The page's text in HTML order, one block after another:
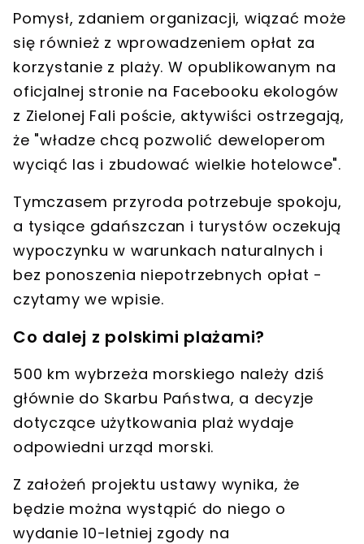
Pomysł, zdaniem organizacji, wiązać może
się również z wprowadzeniem opłat za
korzystanie z plaży. W opublikowanym na
oficjalnej stronie na Facebooku ekologów
z Zielonej Fali poście, aktywiści ostrzegają,
że "władze chcą pozwolić deweloperom
wyciąć las i zbudować wielkie hotelowce".
Tymczasem przyroda potrzebuje spokoju,
a tysiące gdańszczan i turystów oczekują
wypoczynku w warunkach naturalnych i
bez ponoszenia niepotrzebnych opłat -
czytamy we wpisie.
Co dalej z polskimi plażami?
500 km wybrzeża morskiego należy dziś
głównie do Skarbu Państwa, a decyzje
dotyczące użytkowania plaż wydaje
odpowiedni urząd morski.
Z założeń projektu ustawy wynika, że
będzie można wystąpić do niego o
wydanie 10-letniej zgody na